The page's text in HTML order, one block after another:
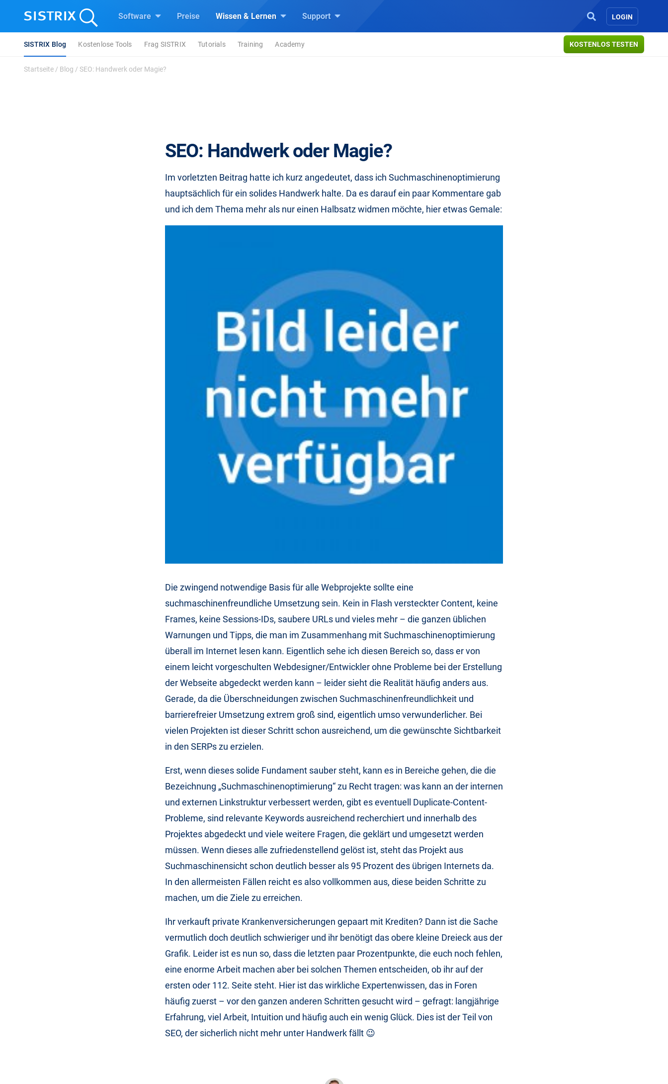
Software Preise Wissen & Lernen Support LOGIN
KOSTENLOS TESTEN
SISTRIX Blog Kostenlose Tools Frag SISTRIX Tutorials Training Academy
Startseite / Blog / SEO: Handwerk oder Magie?
SEO: Handwerk oder Magie?
Im vorletzten Beitrag hatte ich kurz angedeutet, dass ich Suchmaschinenoptimierung
hauptsächlich für ein solides Handwerk halte. Da es darauf ein paar Kommentare gab
und ich dem Thema mehr als nur einen Halbsatz widmen möchte, hier etwas Gemale:
Die zwingend notwendige Basis für alle Webprojekte sollte eine
suchmaschinenfreundliche Umsetzung sein. Kein in Flash versteckter Content, keine
Frames, keine Sessions-IDs, saubere URLs und vieles mehr – die ganzen üblichen
Warnungen und Tipps, die man im Zusammenhang mit Suchmaschinenoptimierung
überall im Internet lesen kann. Eigentlich sehe ich diesen Bereich so, dass er von
einem leicht vorgeschulten Webdesigner/Entwickler ohne Probleme bei der Erstellung
der Webseite abgedeckt werden kann – leider sieht die Realität häufig anders aus.
Gerade, da die Überschneidungen zwischen Suchmaschinenfreundlichkeit und
barrierefreier Umsetzung extrem groß sind, eigentlich umso verwunderlicher. Bei
vielen Projekten ist dieser Schritt schon ausreichend, um die gewünschte Sichtbarkeit
in den SERPs zu erzielen.
Erst, wenn dieses solide Fundament sauber steht, kann es in Bereiche gehen, die die
Bezeichnung „Suchmaschinenoptimierung“ zu Recht tragen: was kann an der internen
und externen Linkstruktur verbessert werden, gibt es eventuell Duplicate-Content-
Probleme, sind relevante Keywords ausreichend recherchiert und innerhalb des
Projektes abgedeckt und viele weitere Fragen, die geklärt und umgesetzt werden
müssen. Wenn dieses alle zufriedenstellend gelöst ist, steht das Projekt aus
Suchmaschinensicht schon deutlich besser als 95 Prozent des übrigen Internets da.
In den allermeisten Fällen reicht es also vollkommen aus, diese beiden Schritte zu
machen, um die Ziele zu erreichen.
Ihr verkauft private Krankenversicherungen gepaart mit Krediten? Dann ist die Sache
vermutlich doch deutlich schwieriger und ihr benötigt das obere kleine Dreieck aus der
Grafik. Leider ist es nun so, dass die letzten paar Prozentpunkte, die euch noch fehlen,
eine enorme Arbeit machen aber bei solchen Themen entscheiden, ob ihr auf der
ersten oder 112. Seite steht. Hier ist das wirkliche Expertenwissen, das in Foren
häufig zuerst – vor den ganzen anderen Schritten gesucht wird – gefragt: langjährige
Erfahrung, viel Arbeit, Intuition und häufig auch ein wenig Glück. Dies ist der Teil von
SEO, der sicherlich nicht mehr unter Handwerk fällt 😉